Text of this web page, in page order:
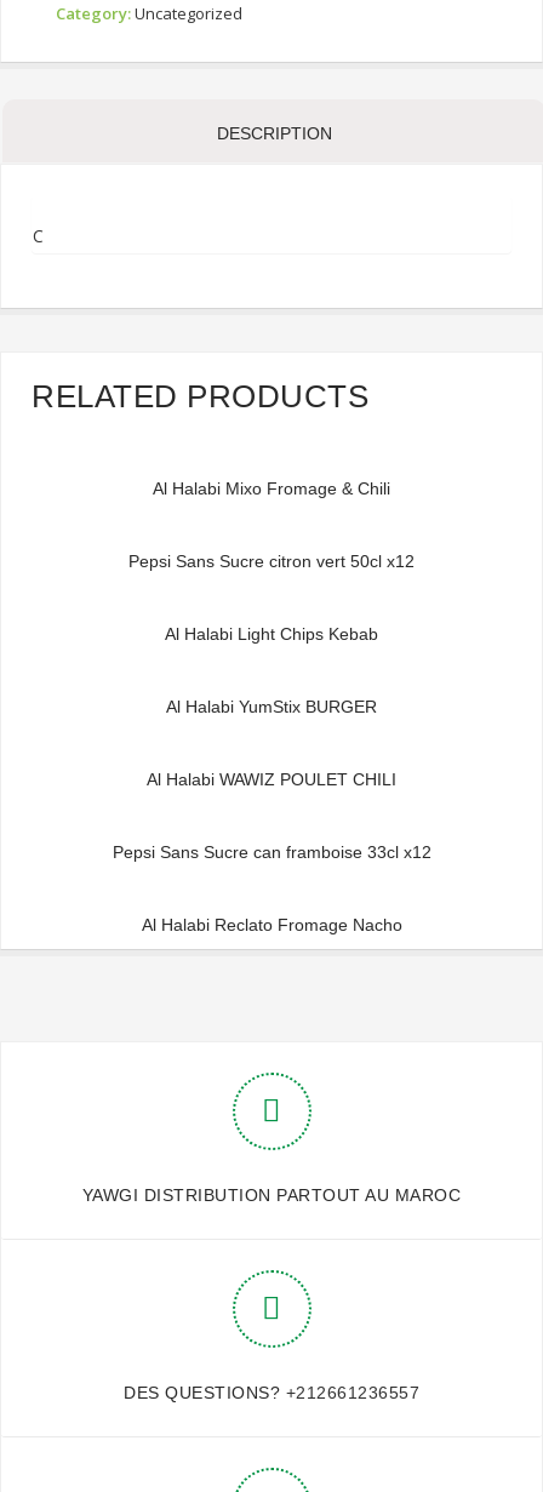
Category:Uncategorized
DESCRIPTION
C
RELATED PRODUCTS
Al Halabi Mixo Fromage & Chili
Pepsi Sans Sucre citron vert 50cl x12
Al Halabi Light Chips Kebab
Al Halabi YumStix BURGER
Al Halabi WAWIZ POULET CHILI
Pepsi Sans Sucre can framboise 33cl x12
Al Halabi Reclato Fromage Nacho
YAWGI DISTRIBUTION PARTOUT AU MAROC
DES QUESTIONS? +212661236557